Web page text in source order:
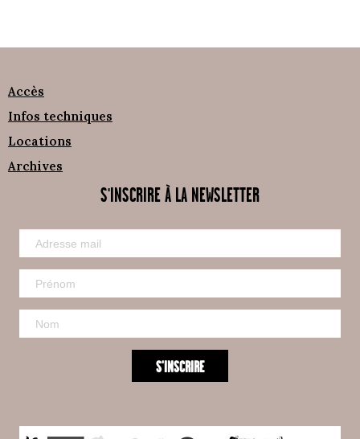
Accès
Infos techniques
Locations
Archives
S'INSCRIRE À LA NEWSLETTER